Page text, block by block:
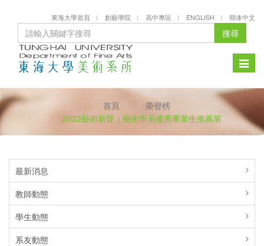
東海大學首頁 創藝學院 高中專區 ENGLISH 簡体中文
搜尋
Toggle
首頁
榮譽榜
2022藝術新聲｜藝術學系優秀畢業生推薦展
最新消息
教師動態
學生動態
系友動態